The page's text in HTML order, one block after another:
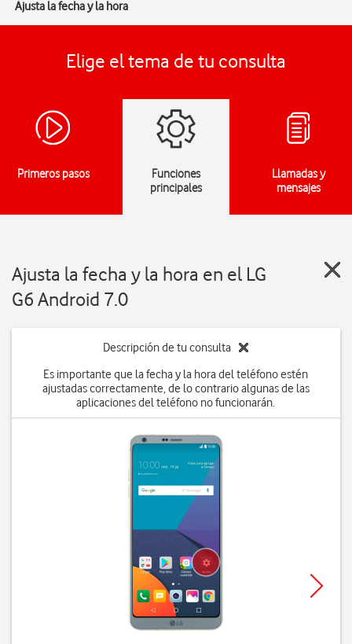
Ajusta la fecha y la hora
Elige el tema de tu consulta
Primeros pasos
Funciones
principales
Llamadas y
mensajes
Ajusta la fecha y la hora en el LG
G6 Android 7.0
Descripción de tu consulta
Es importante que la fecha y la hora del teléfono estén
ajustadas correctamente, de lo contrario algunas de las
aplicaciones del teléfono no funcionarán.